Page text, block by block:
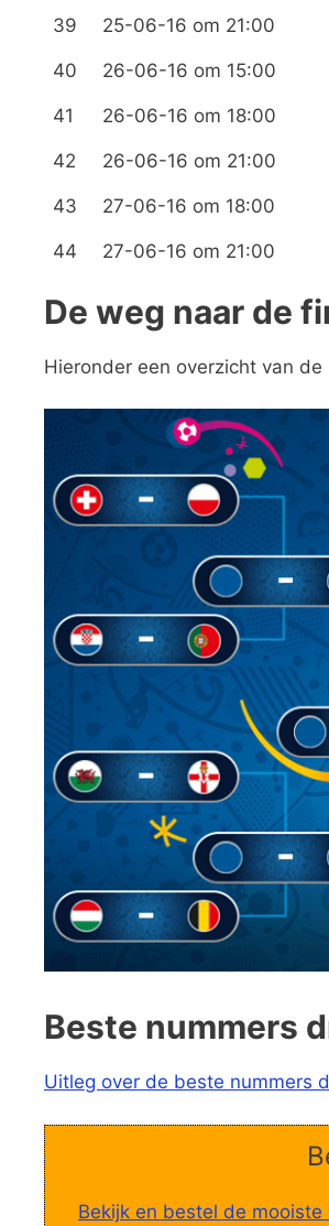
39 25-06-16 om 21:00
40 26-06-16 om 15:00
41 26-06-16 om 18:00
42 26-06-16 om 21:00
43 27-06-16 om 18:00
44 27-06-16 om 21:00
De weg naar de
Hieronder een overzicht van
Beste nummers
Uitleg over de beste nummers
Bekijk en bestel de